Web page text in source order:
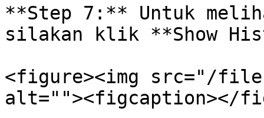
**Step 7:** Untuk
silakan klik **Show
<figure><img src="/files/
alt=""><figcaption></